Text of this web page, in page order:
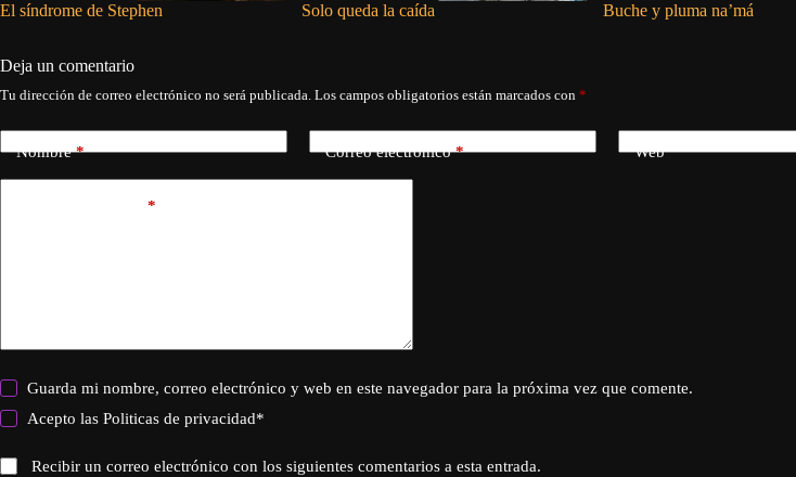
El síndrome de Stephen Solo queda la caída Buche y pluma na’má
Deja un comentario
Tu dirección de correo electrónico no será publicada. Los campos obligatorios están marcados con *
Nombre* Correo electrónico* Web
*
Guarda mi nombre, correo electrónico y web en este navegador para la próxima vez que comente.
Acepto lasPoliticas de privacidad*
Recibir un correo electrónico con los siguientes comentarios a esta entrada.